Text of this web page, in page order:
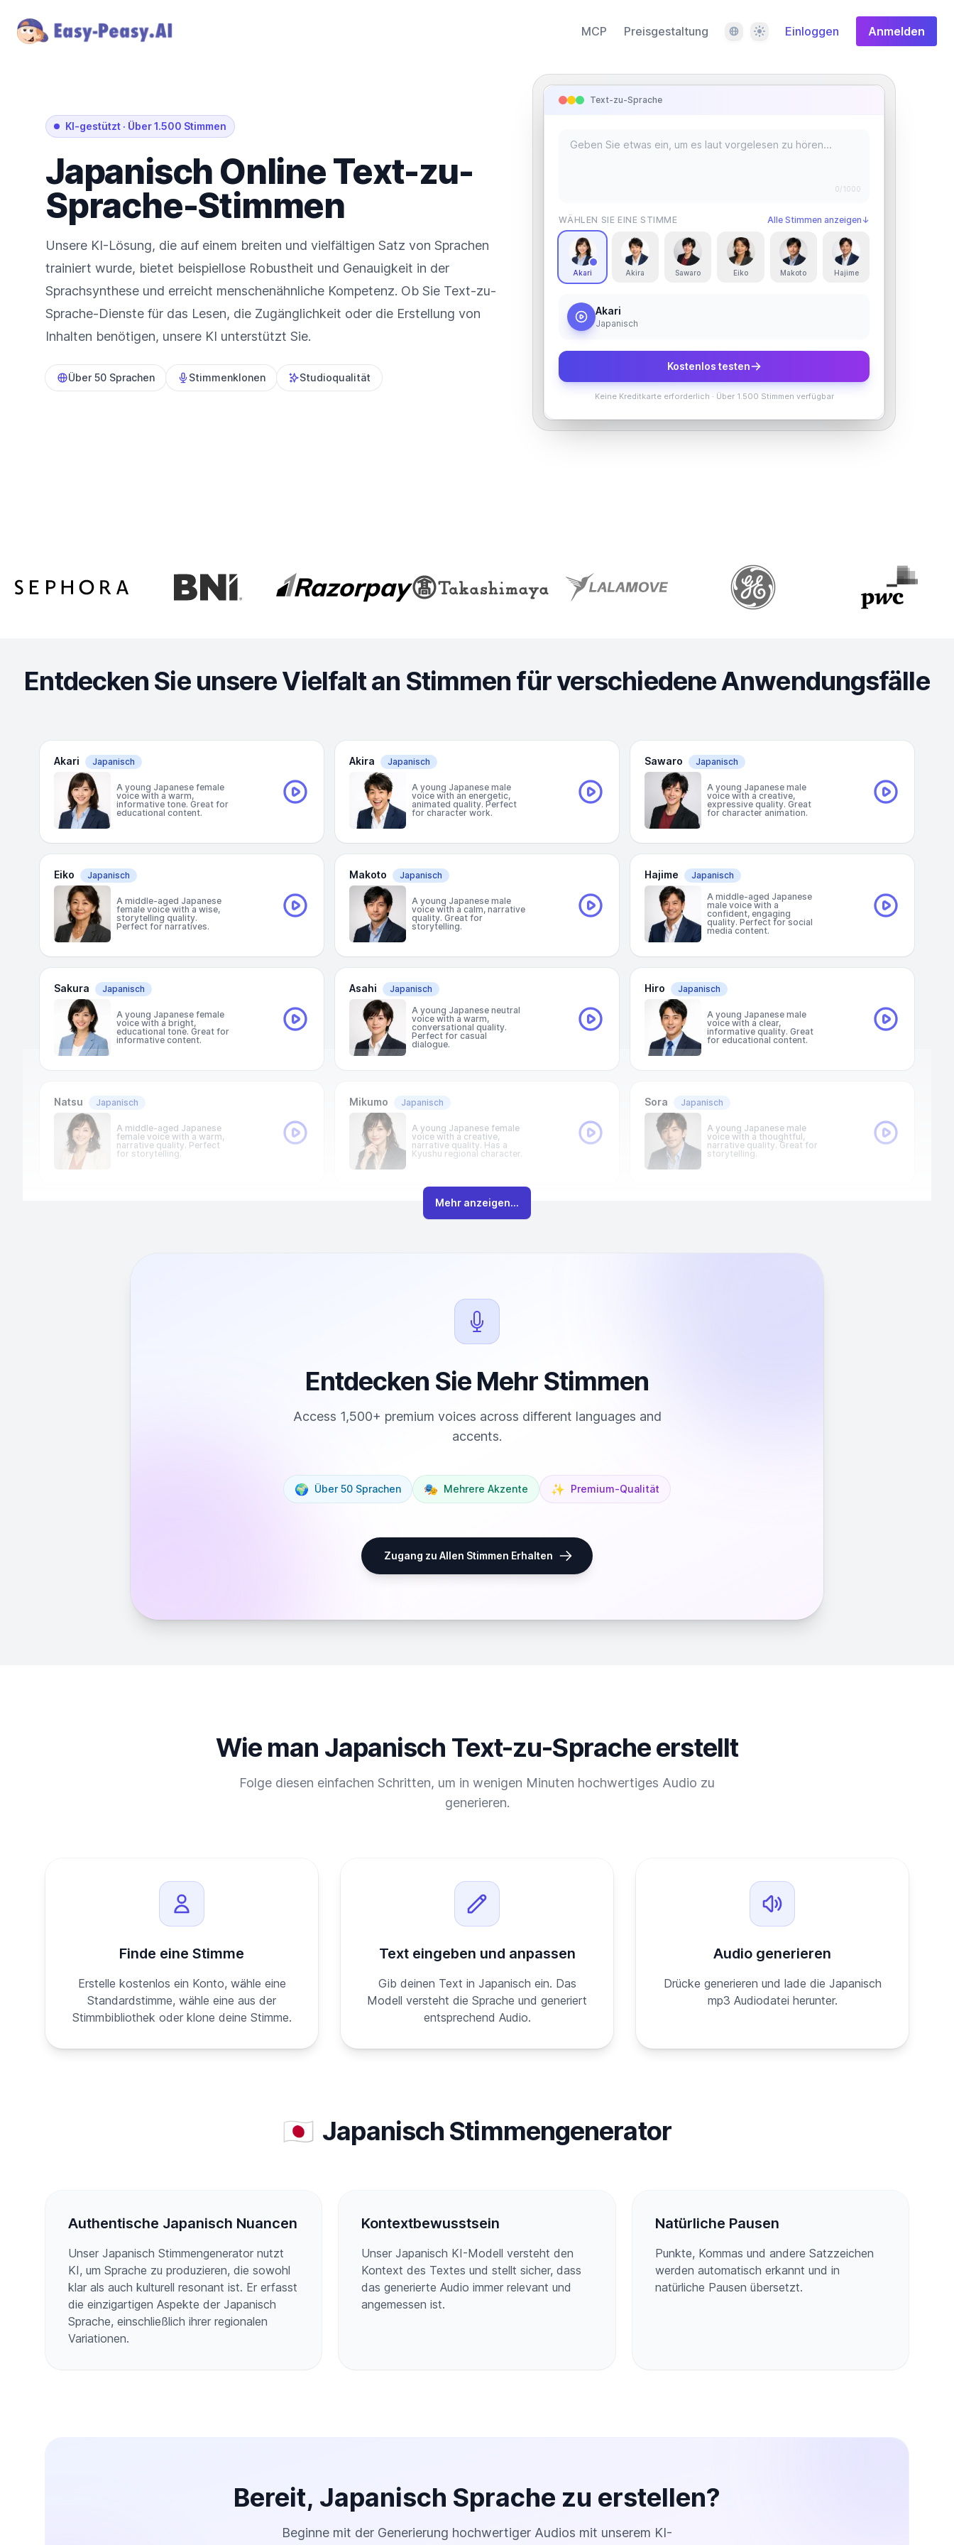
MCP Preisgestaltung SpracheDesign Einloggen Anmelden
KI-gestützt · Über 1.500 Stimmen
Japanisch Online Text-zu-
Sprache-Stimmen
Unsere KI-Lösung, die auf einem breiten und vielfältigen Satz von Sprachen
trainiert wurde, bietet beispiellose Robustheit und Genauigkeit in der
Sprachsynthese und erreicht menschenähnliche Kompetenz. Ob Sie Text-zu-
Sprache-Dienste für das Lesen, die Zugänglichkeit oder die Erstellung von
Inhalten benötigen, unsere KI unterstützt Sie.
Über 50 Sprachen Stimmenklonen Studioqualität
Text-zu-Sprache
0/1000
WÄHLEN SIE EINE STIMME Alle Stimmen anzeigen ↓
Akari Akira Sawaro Eiko Makoto Hajime
Akari
Japanisch
Kostenlos testen
Keine Kreditkarte erforderlich · Über 1.500 Stimmen verfügbar
Entdecken Sie unsere Vielfalt an Stimmen für verschiedene Anwendungsfälle
Akari Japanisch
A young Japanese female
voice with a warm,
informative tone. Great for
educational content.
Akira Japanisch
A young Japanese male
voice with an energetic,
animated quality. Perfect
for character work.
Sawaro Japanisch
A young Japanese male
voice with a creative,
expressive quality. Great
for character animation.
Eiko Japanisch
A middle-aged Japanese
female voice with a wise,
storytelling quality.
Perfect for narratives.
Makoto Japanisch
A young Japanese male
voice with a calm, narrative
quality. Great for
storytelling.
Hajime
Japanisch
A middle-aged Japanese
male voice with a
confident, engaging
quality. Perfect for social
media content.
Sakura Japanisch
A young Japanese female
voice with a bright,
educational tone. Great for
informative content.
Asahi
Japanisch
A young Japanese neutral
voice with a warm,
conversational quality.
Perfect for casual
dialogue.
Hiro Japanisch
A young Japanese male
voice with a clear,
informative quality. Great
for educational content.
Natsu Japanisch
A middle-aged Japanese
female voice with a warm,
narrative quality. Perfect
for storytelling.
Mikumo Japanisch
A young Japanese female
voice with a creative,
narrative quality. Has a
Kyushu regional character.
Sora Japanisch
A young Japanese male
voice with a thoughtful,
narrative quality. Great for
storytelling.
Mehr anzeigen...
Entdecken Sie Mehr Stimmen
Access 1,500+ premium voices across different languages and
accents.
🌍 Über 50 Sprachen 🎭 Mehrere Akzente ✨ Premium-Qualität
Zugang zu Allen Stimmen Erhalten
Wie man Japanisch Text-zu-Sprache erstellt
Folge diesen einfachen Schritten, um in wenigen Minuten hochwertiges Audio zu
generieren.
Finde eine Stimme
Erstelle kostenlos ein Konto, wähle eine
Standardstimme, wähle eine aus der
Stimmbibliothek oder klone deine Stimme.
Text eingeben und anpassen
Gib deinen Text in Japanisch ein. Das
Modell versteht die Sprache und generiert
entsprechend Audio.
Audio generieren
Drücke generieren und lade die Japanisch
mp3 Audiodatei herunter.
🇯🇵 Japanisch Stimmengenerator
Authentische Japanisch Nuancen
Unser Japanisch Stimmengenerator nutzt
KI, um Sprache zu produzieren, die sowohl
klar als auch kulturell resonant ist. Er erfasst
die einzigartigen Aspekte der Japanisch
Sprache, einschließlich ihrer regionalen
Variationen.
Kontextbewusstsein
Unser Japanisch KI-Modell versteht den
Kontext des Textes und stellt sicher, dass
das generierte Audio immer relevant und
angemessen ist.
Natürliche Pausen
Punkte, Kommas und andere Satzzeichen
werden automatisch erkannt und in
natürliche Pausen übersetzt.
Bereit, Japanisch Sprache zu erstellen?
Beginne mit der Generierung hochwertiger Audios mit unserem KI-